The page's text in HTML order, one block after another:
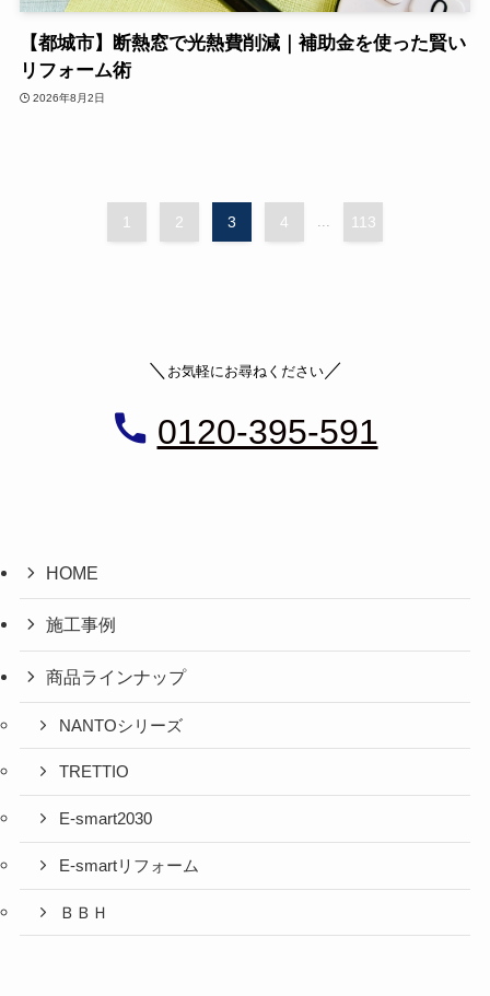
【都城市】断熱窓で光熱費削減｜補助金を使った賢い
リフォーム術
2026年8月2日
1 2 3 4 ... 113
＼ お気軽にお尋ねください／
0120-395-591
HOME
施工事例
商品ラインナップ
NANTOシリーズ
TRETTIO
E-smart2030
E-smartリフォーム
ＢＢＨ